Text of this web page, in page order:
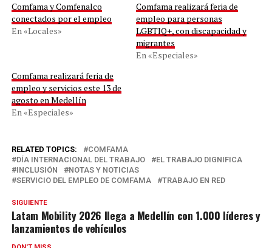
Comfama y Comfenalco
conectados por el empleo
En «Locales»
Comfama realizará feria de
empleo para personas
LGBTIQ+, con discapacidad y
migrantes
En «Especiales»
Comfama realizará feria de
empleo y servicios este 13 de
agosto en Medellín
En «Especiales»
RELATED TOPICS:
COMFAMA
DÍA INTERNACIONAL DEL TRABAJO
EL TRABAJO DIGNIFICA
INCLUSIÓN
NOTAS Y NOTICIAS
SERVICIO DEL EMPLEO DE COMFAMA
TRABAJO EN RED
SIGUIENTE
Latam Mobility 2026 llega a Medellín con 1.000 líderes y
lanzamientos de vehículos